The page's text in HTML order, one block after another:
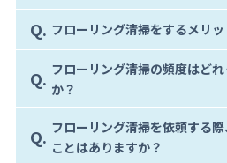
Q. フローリング清掃をするメリ
Q. フローリング清掃の頻度はど
か？
Q. フローリング清掃を依頼する
ことはありますか？